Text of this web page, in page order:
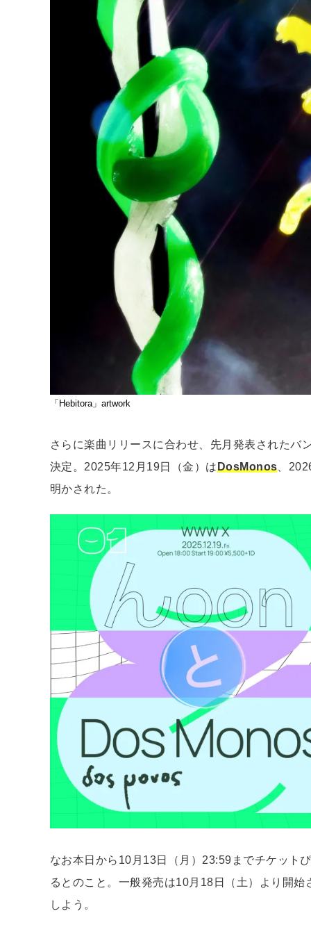
「Hebitora」artwork
さらに楽曲リリースに合わせ、先月発表されたバ
決定。2025年12月19日（金）はDosMonos 、
明かされた。
なお本日から10月13日（月）23:59までチケット
るとのこと。一般発売は10月18日（土）より開
しよう。